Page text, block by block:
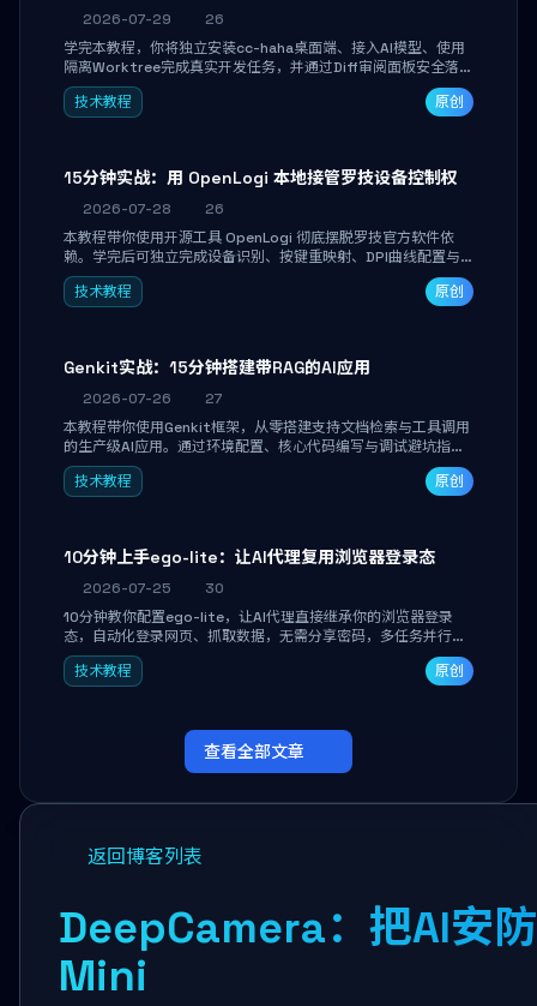
2026-07-29
26
学完本教程，你将独立安装cc-haha桌面端、接入AI模型、使用
隔离Worktree完成真实开发任务，并通过Diff审阅面板安全落地
AI代码改写。告别终端黑盒操作，让AI在沙箱环境中工作，你只
做审阅和决策。
技术教程 原创
15分钟实战：用 OpenLogi 本地接管罗技设备控制权
2026-07-28
26
本教程带你使用开源工具 OpenLogi 彻底摆脱罗技官方软件依
赖。学完后可独立完成设备识别、按键重映射、DPI曲线配置与
SmartShift调节，实现完全离线控制，保护隐私并释放硬件性
能。
技术教程 原创
Genkit实战：15分钟搭建带RAG的AI应用
2026-07-26
27
本教程带你使用Genkit框架，从零搭建支持文档检索与工具调用
的生产级AI应用。通过环境配置、核心代码编写与调试避坑指
南，学完即可掌握多模型切换、RAG管道构建及函数调用注册，
独立开发高效AI智能体。
技术教程 原创
10分钟上手ego-lite：让AI代理复用浏览器登录态
2026-07-25
30
10分钟教你配置ego-lite，让AI代理直接继承你的浏览器登录
态，自动化登录网页、抓取数据，无需分享密码，多任务并行不
干扰日常使用。
技术教程
原创
查看全部文章
返回博客列表
DeepCamera：把AI安
Mini